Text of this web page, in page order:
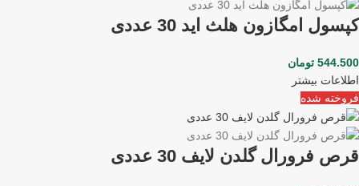
کپسول امگازون هلث اید 30 عددی
544.500 تومان
اطلاعات بیشتر
فروخته شده
قرص فرورال گلدن لایف 30 عددی